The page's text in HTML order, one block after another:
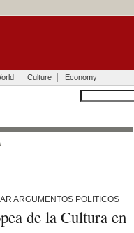
Culture Economy
ARGUMENTOS POLITICOS
de la Cultura en